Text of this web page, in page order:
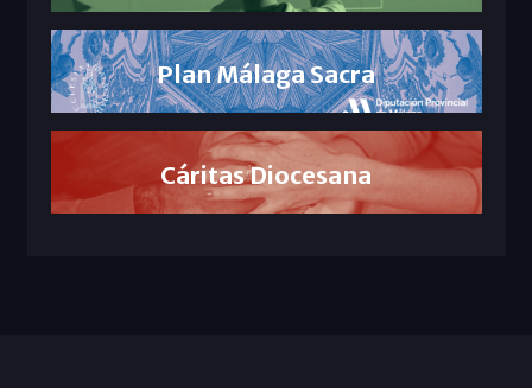
Plan Málaga Sacra
Cáritas Diocesana